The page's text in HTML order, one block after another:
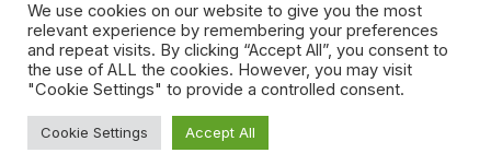
Bản quyền thuộc Trường Đại học Khoa học tự nhiên, Đại học Quốc
gia Thành phố Hồ Chí Minh. Năm 2024
We use cookies on our website to give you the most
relevant experience by remembering your preferences
and repeat visits. By clicking “Accept All”, you consent to
the use of ALL the cookies. However, you may visit
"Cookie Settings" to provide a controlled consent.
Cookie Settings Accept All